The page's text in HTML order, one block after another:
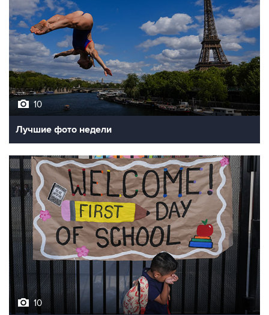
10
Лучшие фото недели
10